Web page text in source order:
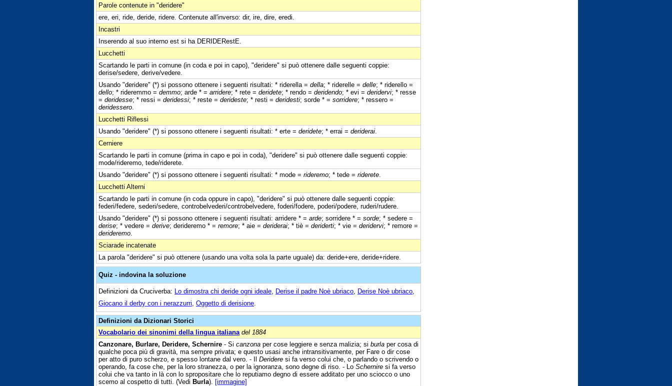
Parole contenute in "deridere"
ere, eri, ride, deride, ridere. Contenute all'inverso: dir, ire, dire, eredi.
Incastri
Inserendo al suo interno est si ha DERIDERestE.
Lucchetti
Scartando le parti in comune (in coda e poi in capo), "deridere" si può ottenere dalle seguenti coppie:
derise/sedere, derive/vedere.
Usando "deridere" (*) si possono ottenere i seguenti risultati: * riderella = della; * riderelle = delle; * riderello =
dello; * rideremmo = demmo; arde * = arridere; * rete = deridete; * rendo = deridendo; * evi = deridervi; * resse
= deridesse; * ressi = deridessi; * reste = derideste; * resti = deridesti; sorde * = sorridere; * ressero =
deridessero
Lucchetti Riflessi
Usando "deridere" (*) si possono ottenere i seguenti risultati: * erte = deridete; * errai = deriderai
Cerniere
Scartando le parti in comune (prima in capo e poi in coda), "deridere" si può ottenere dalle seguenti coppie:
mode/rideremo, tede/riderete.
Usando "deridere" (*) si possono ottenere i seguenti risultati: * mode = rideremo; * tede = riderete
Lucchetti Alterni
Scartando le parti in comune (in coda oppure in capo), "deridere" si può ottenere dalle seguenti coppie:
federi/federe, sederi/sedere, controbelvederi/controbelvedere, foderi/fodere, poderi/podere, ruderi/rudere.
Usando "deridere" (*) si possono ottenere i seguenti risultati: arridere * = arde; sorridere * = sorde; * sedere =
derise; * vedere = derive; derideremo * = remore; * aie = deriderai; * tiè = deriderti; * vie = deridervi; * remore =
derideremo
Sciarade incatenate
La parola "deridere" si può ottenere (usando una volta sola la parte uguale) da: deride+ere, deride+ridere.
Quiz - indovina la soluzione
Definizioni da Cruciverba: Lo dimostra chi deride ogni ideale Derise il padre Noè ubriaco Derise Noè ubriaco
Giocano il derby con i nerazzurri Oggetto di derisione
Definizioni da Dizionari Storici
Vocabolario dei sinonimi della lingua italiana del 1884
Canzonare, Burlare, Deridere, Schernire - Si canzona per cose leggiere e senza malizia; si burla per cosa di
qualche poca più di gravità, ma sempre privata; e questo usasi anche intransitivamente, per Fare o dir cose
per atto di puro scherzo, e spesso lontane dal vero. - Il Deridere si fa verso colui che, o parlando o scrivendo o
operando, fa cose che, per la loro stranezza, o per la ignoranza, sono degne di riso. - Lo Schernire si fa verso
colui che va tanto in là con lo spropositare che lo reputiamo degno di essere additato per uno sciocco o uno
scemo al cospetto di tutti. (Vedi Burla). [immagine]